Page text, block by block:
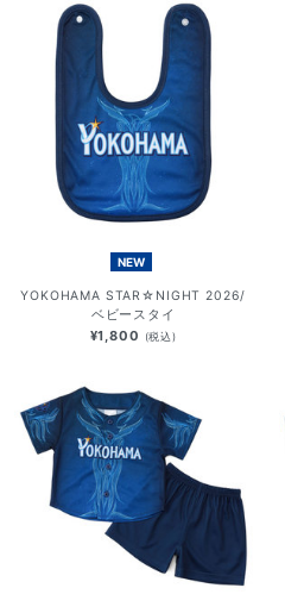
NEW
YOKOHAMA STAR☆NIGHT 2026/
ベビースタイ
¥1,800 (税込)